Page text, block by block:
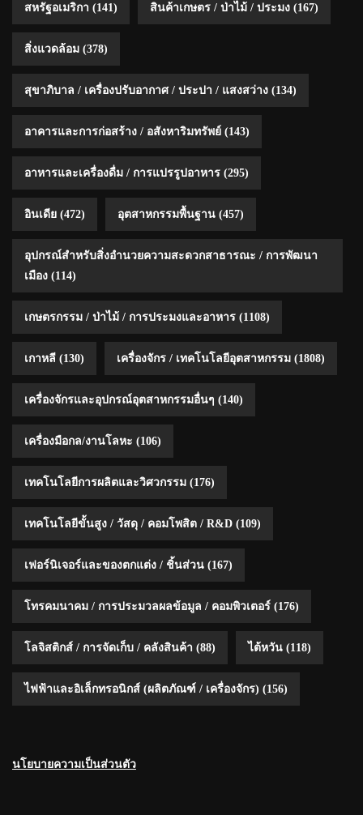
สหรัฐอเมริกา (141) สินค้าเกษตร / ป่าไม้ / ประมง (167)
สิ่งแวดล้อม (378)
สุขาภิบาล / เครื่องปรับอากาศ / ประปา / แสงสว่าง (134)
อาคารและการก่อสร้าง / อสังหาริมทรัพย์ (143)
อาหารและเครื่องดื่ม / การแปรรูปอาหาร (295)
อินเดีย (472) อุตสาหกรรมพื้นฐาน (457)
อุปกรณ์สำหรับสิ่งอำนวยความสะดวกสาธารณะ / การพัฒนา
เมือง (114)
เกษตรกรรม / ป่าไม้ / การประมงและอาหาร (1108)
เกาหลี (130) เครื่องจักร / เทคโนโลยีอุตสาหกรรม (1808)
เครื่องจักรและอุปกรณ์อุตสาหกรรมอื่นๆ (140)
เครื่องมือกล/งานโลหะ (106)
เทคโนโลยีการผลิตและวิศวกรรม (176)
เทคโนโลยีขั้นสูง / วัสดุ / คอมโพสิต / R&D (109)
เฟอร์นิเจอร์และของตกแต่ง / ชิ้นส่วน (167)
โทรคมนาคม / การประมวลผลข้อมูล / คอมพิวเตอร์ (176)
โลจิสติกส์ / การจัดเก็บ / คลังสินค้า (88) ไต้หวัน (118)
ไฟฟ้าและอิเล็กทรอนิกส์ (ผลิตภัณฑ์ / เครื่องจักร) (156)
นโยบายความเป็นส่วนตัว